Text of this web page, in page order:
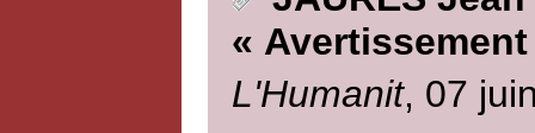
« Avertissement
L'Humanit, 07